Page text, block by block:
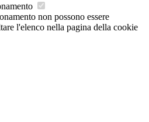
non possono essere
l'elenco nella pagina della cookie